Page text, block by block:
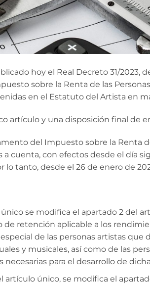
hoy el Real Decreto 31/2023,
sobre la Renta de las
en el Estatuto del Artista en
artículo y una disposición final de
del Impuesto sobre la Renta
cuenta, con efectos desde el día
lo tanto, desde el 26 de enero de
se modifica el apartado 2 del
de retención aplicable a los
de las personas artistas que
y musicales, así como de las
necesarias para el desarrollo de
artículo único, se modifica el